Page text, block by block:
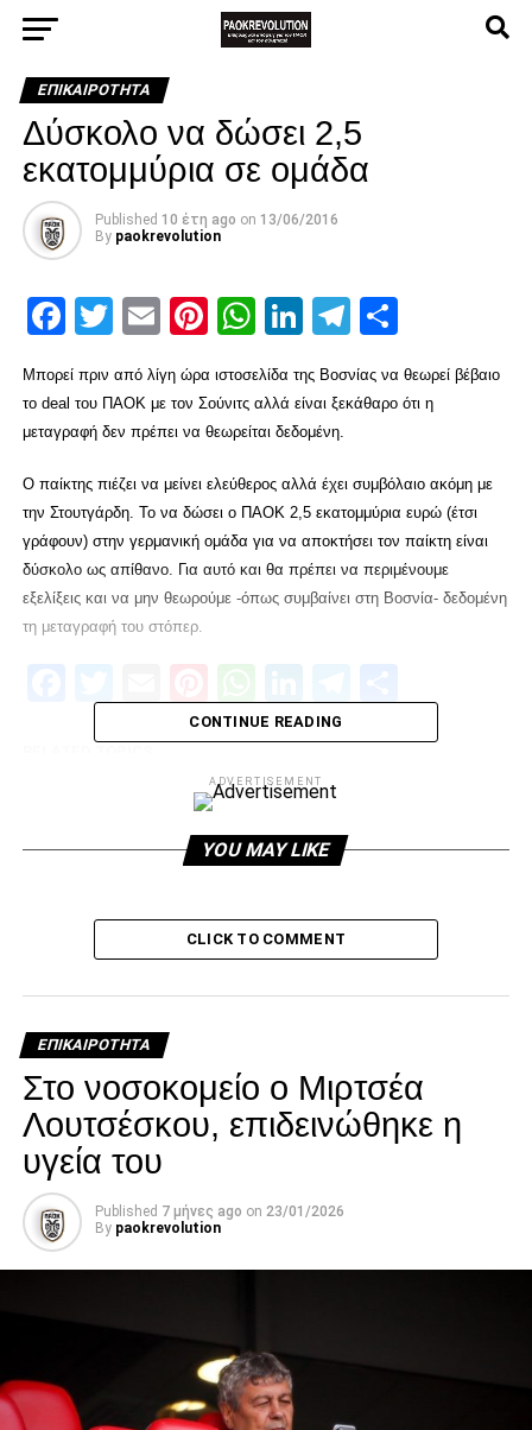
ΕΠΙΚΑΙΡΌΤΗΤΑ
Δύσκολο να δώσει 2,5
εκατομμύρια σε ομάδα
Published 10 έτη ago on 13/06/2016
By paokrevolution
Facebook
Twitter
EmailPinterest
WhatsApp
LinkedIn
Telegram
Μπορεί πριν από λίγη ώρα ιστοσελίδα της Βοσνίας να θεωρεί βέβαιο
το deal του ΠΑΟΚ με τον Σούνιτς αλλά είναι ξεκάθαρο ότι η
μεταγραφή δεν πρέπει να θεωρείται δεδομένη.
Ο παίκτης πιέζει να μείνει ελεύθερος αλλά έχει συμβόλαιο ακόμη με
την Στουτγάρδη. Το να δώσει ο ΠΑΟΚ 2,5 εκατομμύρια ευρώ (έτσι
γράφουν) στην γερμανική ομάδα για να αποκτήσει τον παίκτη είναι
δύσκολο ως απίθανο. Για αυτό και θα πρέπει να περιμένουμε
εξελίξεις και να μην θεωρούμε -όπως συμβαίνει στη Βοσνία- δεδομένη
τη μεταγραφή του στόπερ.
Facebook
Twitter
EmailPinterest
WhatsApp
LinkedIn
Telegram
O ΠΑΟΚ στο FIBA Champions League
DON'T MISS
paokrevolution
CONTINUE READING
ADVERTISEMENT
YOU MAY LIKE
CLICK TO COMMENT
ΕΠΙΚΑΙΡΌΤΗΤΑ
Στο νοσοκομείο ο Μιρτσέα
Λουτσέσκου, επιδεινώθηκε η
υγεία του
Published 7 μήνες ago on 23/01/2026
By paokrevolution